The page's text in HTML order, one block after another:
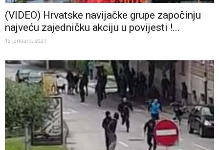
(VIDEO) Hrvatske navijačke grupe započinju
najveću zajedničku akciju u povijesti !...
12 Januara, 2021